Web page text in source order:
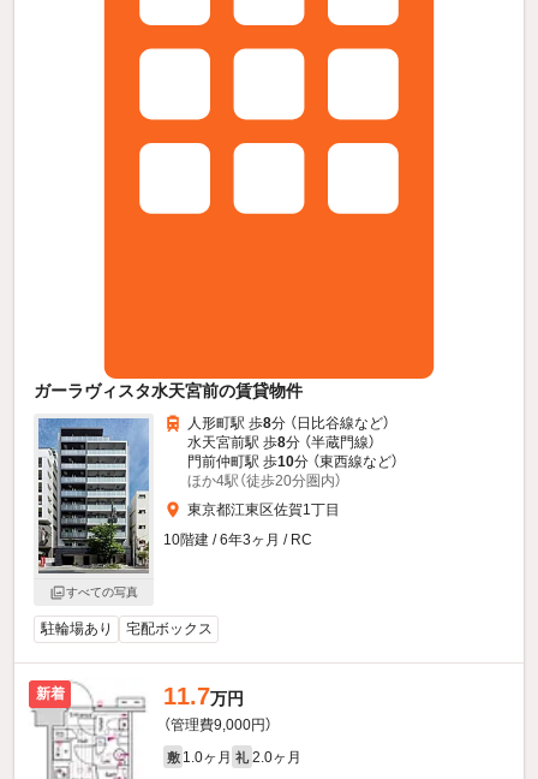
ガーラヴィスタ水天宮前の賃貸物件
すべての写真
人形町駅 歩8分 （日比谷線など）
水天宮前駅 歩8分 （半蔵門線）
門前仲町駅 歩10分 （東西線など）
ほか4駅（徒歩20分圏内）
東京都江東区佐賀1丁目
10階建 / 6年3ヶ月 / RC
駐輪場あり 宅配ボックス
新着 11.7万円
（管理費9,000円）
敷 1.0ヶ月 礼 2.0ヶ月